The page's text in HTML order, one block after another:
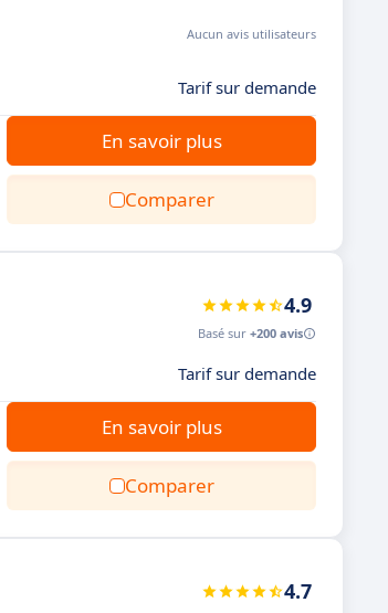
Aucun avis utilisateurs
Tarif sur demande
En savoir plus
Comparer
4.9
Basé sur +200 avis
Tarif sur demande
En savoir plus
Comparer
4.7